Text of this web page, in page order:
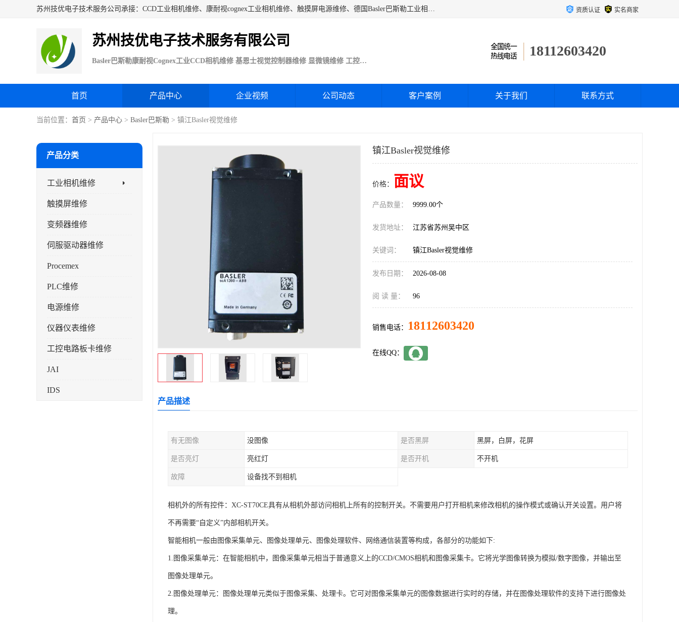
苏州技优电子技术服务公司承接：CCD工业相机维修、康耐视cognex工业相机维修、触摸屏电源维修、德国Basler巴斯勒工业相机维修、科研蛋白分析仪制冷相机维修等各种设备维修。公司客户行业涉及机械制造、注塑业、橡胶、电路板制造工厂、印刷、电梯、汽车生产、发电、电镀、医疗、食品、包装等。 资质认证 实名商家
苏州技优电子技术服务有限公司
Basler巴斯勒康耐视Cognex工业CCD相机维修 基恩士视觉控制器维修 显微镜维修 工控触摸屏电源电路板维修
18112603420
首页 产品中心 企业视频 公司动态 客户案例 关于我们 联系方式
当前位置： 首页 > 产品中心 > Basler巴斯勒 > 镇江Basler视觉维修
产品分类
工业相机维修
触摸屏维修
变频器维修
伺服驱动器维修
Procemex
PLC维修
电源维修
仪器仪表维修
工控电路板卡维修
JAI
IDS
镇江Basler视觉维修
价格： 面议
产品数量： 9999.00个
发货地址： 江苏省苏州吴中区
关键词： 镇江Basler视觉维修
发布日期： 2026-08-08
阅 读 量： 96
销售电话： 18112603420
在线QQ：
产品描述
有无图像 没图像 是否黑屏 黑屏，白屏，花屏
是否亮灯 亮红灯 是否开机 不开机
故障 设备找不到相机
相机外的所有控件：XC-ST70CE具有从相机外部访问相机上所有的控制开关。不需要用户打开相机来修改相机的操作模式或确认开关设置。用户将
不再需要“自定义”内部相机开关。
智能相机一般由图像采集单元、图像处理单元、图像处理软件、网络通信装置等构成，各部分的功能如下:
1.图像采集单元：在智能相机中，图像采集单元相当于普通意义上的CCD/CMOS相机和图像采集卡。它将光学图像转换为模拟/数字图像，并输出至
图像处理单元。
2.图像处理单元：图像处理单元类似于图像采集、处理卡。它可对图像采集单元的图像数据进行实时的存储，并在图像处理软件的支持下进行图像处
理。